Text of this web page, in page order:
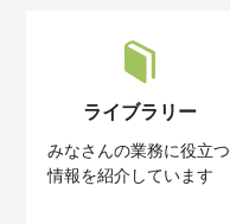
ライブラリー
みなさんの業務に役立つ
情報を紹介しています